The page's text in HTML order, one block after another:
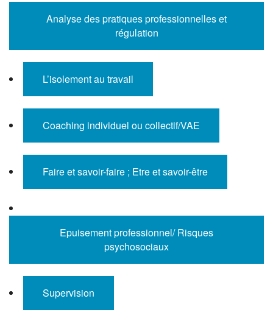
Analyse des pratiques professionnelles et
régulation
L’isolement au travail
Coaching individuel ou collectif/VAE
Faire et savoir-faire ; Etre et savoir-être
Epuisement professionnel/ Risques
psychosociaux
Supervision